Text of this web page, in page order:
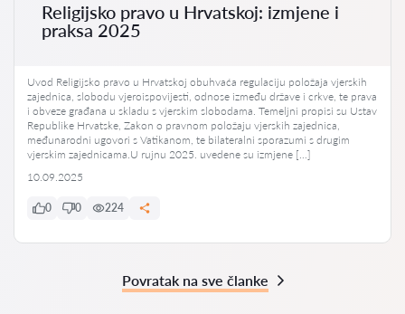
Religijsko pravo u Hrvatskoj: izmjene i
praksa 2025
Uvod Religijsko pravo u Hrvatskoj obuhvaća regulaciju položaja vjerskih
zajednica, slobodu vjeroispovijesti, odnose između države i crkve, te prava
i obveze građana u skladu s vjerskim slobodama. Temeljni propisi su Ustav
Republike Hrvatske, Zakon o pravnom položaju vjerskih zajednica,
međunarodni ugovori s Vatikanom, te bilateralni sporazumi s drugim
vjerskim zajednicama.U rujnu 2025. uvedene su izmjene […]
10.09.2025
0 0 224
Povratak na sve članke